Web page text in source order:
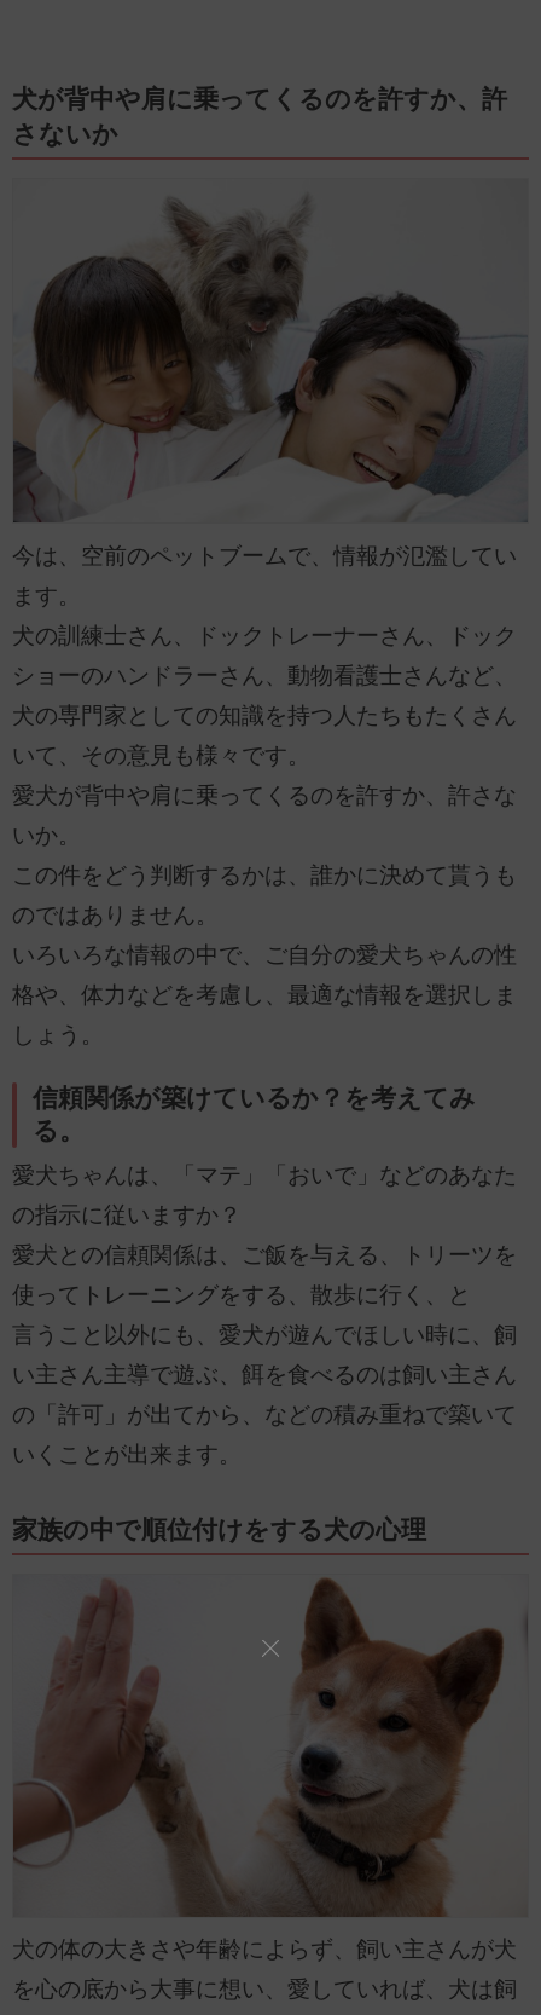
犬が背中や肩に乗ってくるのを許すか、許
さないか
今は、空前のペットブームで、情報が氾濫してい
ます。
犬の訓練士さん、ドックトレーナーさん、ドック
ショーのハンドラーさん、動物看護士さんなど、
犬の専門家としての知識を持つ人たちもたくさん
いて、その意見も様々です。
愛犬が背中や肩に乗ってくるのを許すか、許さな
いか。
この件をどう判断するかは、誰かに決めて貰うも
のではありません。
いろいろな情報の中で、ご自分の愛犬ちゃんの性
格や、体力などを考慮し、最適な情報を選択しま
しょう。
信頼関係が築けているか？を考えてみ
る。
愛犬ちゃんは、「マテ」「おいで」などのあなた
の指示に従いますか？
愛犬との信頼関係は、ご飯を与える、トリーツを
使ってトレーニングをする、散歩に行く、と
言うこと以外にも、愛犬が遊んでほしい時に、飼
い主さん主導で遊ぶ、餌を食べるのは飼い主さん
の「許可」が出てから、などの積み重ねで築いて
いくことが出来ます。
家族の中で順位付けをする犬の心理
犬の体の大きさや年齢によらず、飼い主さんが犬
を心の底から大事に想い、愛していれば、犬は飼